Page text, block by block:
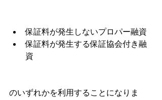
保証料が発生しないプロパー融資
保証料が発生する保証協会付き融
資
のいずれかを利用することになりま